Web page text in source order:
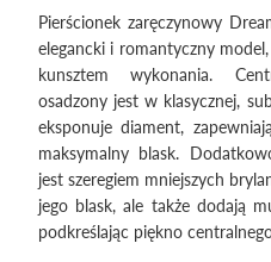
Pierścionek zaręczynowy
elegancki i romantyczny
kunsztem wykonania.
osadzony jest w klasycznej,
eksponuje diament,
maksymalny blask.
jest szeregiem mniejszych
jego blask, ale także dodają
podkreślając piękno